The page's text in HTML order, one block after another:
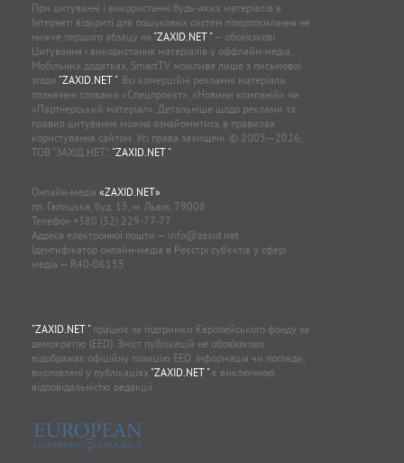
При цитуванні і використанні будь-яких матеріалів в
Інтернеті відкриті для пошукових систем гіперпосилання не
нижче першого абзацу на "ZAXID.NET "— обов’язкові.
Цитування і використання матеріалів у оффлайн-медіа,
Мобільних додатках, SmartTV можливе лише з письмової
згоди "ZAXID.NET ". Всі комерційні рекламні матеріали
позначені словами «Спецпроєкт», «Новини компаній» чи
«Партнерський матеріал». Детальніше щодо реклами та
правил цитування можна ознайомитись в правилах
користування сайтом. Усі права захищені. © 2005—2026,
ТОВ “ЗАХІД.НЕТ”, "ZAXID.NET ".
Онлайн-медіа «ZAXID.NET»
пл. Галицька, буд. 15, м. Львів, 79008
Телефон +380 (32) 229-77-77
Адреса електронної пошти — info@zaxid.net
Ідентифікатор онлайн-медіа в Реєстрі суб'єктів у сфері
медіа — R40-06155
"ZAXID.NET "працює за підтримки Європейського фонду за
демократію (EED). Зміст публікацій не обов’язково
відображає офіційну позицію EED. Інформація чи погляди,
висловлені у публікаціях "ZAXID.NET "є виключною
відповідальністю редакції.